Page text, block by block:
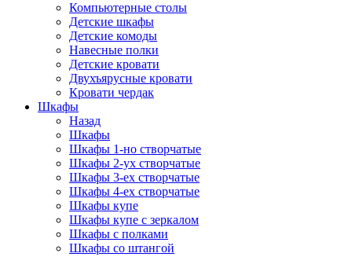
Компьютерные столы
Детские шкафы
Детские комоды
Навесные полки
Детские кровати
Двухъярусные кровати
Кровати чердак
Шкафы
Назад
Шкафы
Шкафы 1-но створчатые
Шкафы 2-ух створчатые
Шкафы 3-ех створчатые
Шкафы 4-ех створчатые
Шкафы купе
Шкафы купе с зеркалом
Шкафы с полками
Шкафы со штангой